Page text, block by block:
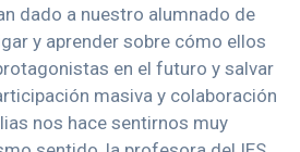
dado a nuestro alumnado de
y aprender sobre cómo ellos
en el futuro y salvar
masiva y colaboración
nos hace sentirnos muy